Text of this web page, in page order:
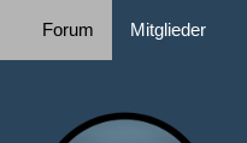
Forum Mitglieder